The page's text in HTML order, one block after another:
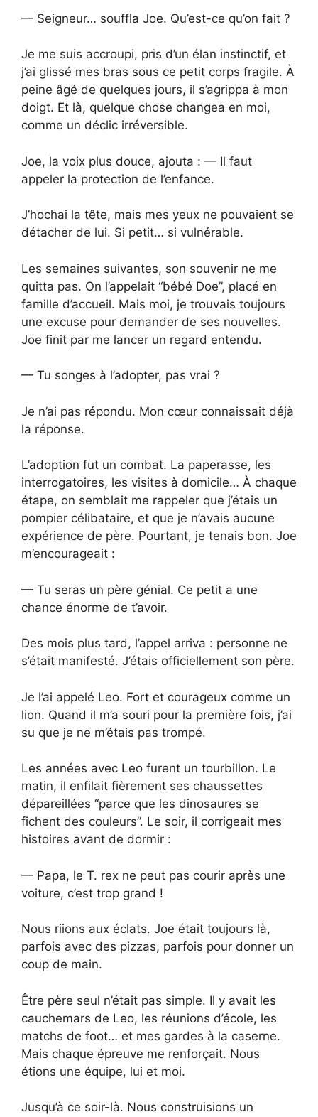
— Seigneur… souffla Joe. Qu’est-ce qu’on fait ?
Je me suis accroupi, pris d’un élan instinctif, et
j’ai glissé mes bras sous ce petit corps fragile. À
peine âgé de quelques jours, il s’agrippa à mon
doigt. Et là, quelque chose changea en moi,
comme un déclic irréversible.
Joe, la voix plus douce, ajouta : — Il faut
appeler la protection de l’enfance.
J’hochai la tête, mais mes yeux ne pouvaient se
détacher de lui. Si petit… si vulnérable.
Les semaines suivantes, son souvenir ne me
quitta pas. On l’appelait “bébé Doe”, placé en
famille d’accueil. Mais moi, je trouvais toujours
une excuse pour demander de ses nouvelles.
Joe finit par me lancer un regard entendu.
— Tu songes à l’adopter, pas vrai ?
Je n’ai pas répondu. Mon cœur connaissait déjà
la réponse.
L’adoption fut un combat. La paperasse, les
interrogatoires, les visites à domicile… À chaque
étape, on semblait me rappeler que j’étais un
pompier célibataire, et que je n’avais aucune
expérience de père. Pourtant, je tenais bon. Joe
m’encourageait :
— Tu seras un père génial. Ce petit a une
chance énorme de t’avoir.
Des mois plus tard, l’appel arriva : personne ne
s’était manifesté. J’étais officiellement son père.
Je l’ai appelé Leo. Fort et courageux comme un
lion. Quand il m’a souri pour la première fois, j’ai
su que je ne m’étais pas trompé.
Les années avec Leo furent un tourbillon. Le
matin, il enfilait fièrement ses chaussettes
dépareillées “parce que les dinosaures se
fichent des couleurs”. Le soir, il corrigeait mes
histoires avant de dormir :
— Papa, le T. rex ne peut pas courir après une
voiture, c’est trop grand !
Nous riions aux éclats. Joe était toujours là,
parfois avec des pizzas, parfois pour donner un
coup de main.
Être père seul n’était pas simple. Il y avait les
cauchemars de Leo, les réunions d’école, les
matchs de foot… et mes gardes à la caserne.
Mais chaque épreuve me renforçait. Nous
étions une équipe, lui et moi.
Jusqu’à ce soir-là. Nous construisions un